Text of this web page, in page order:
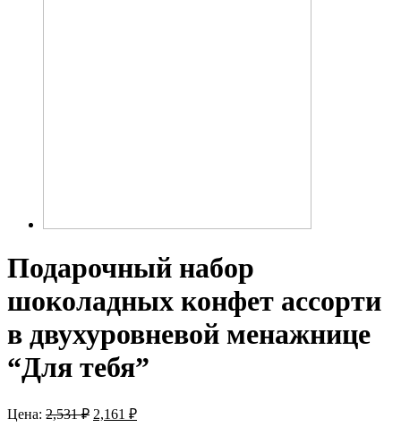
Подарочный набор
шоколадных конфет ассорти
в двухуровневой менажнице
“Для тебя”
Цена: 2,531₽ 2,161 ₽